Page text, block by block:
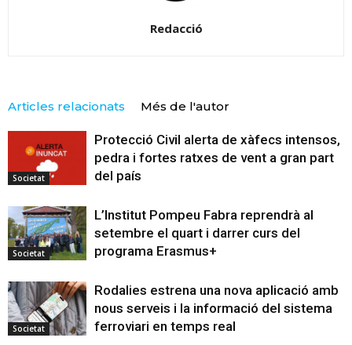
Redacció
Articles relacionats Més de l'autor
Societat
Protecció Civil alerta de xàfecs intensos,
pedra i fortes ratxes de vent a gran part
del país
Societat
L’Institut Pompeu Fabra reprendrà al
setembre el quart i darrer curs del
programa Erasmus+
Societat
Rodalies estrena una nova aplicació amb
nous serveis i la informació del sistema
ferroviari en temps real